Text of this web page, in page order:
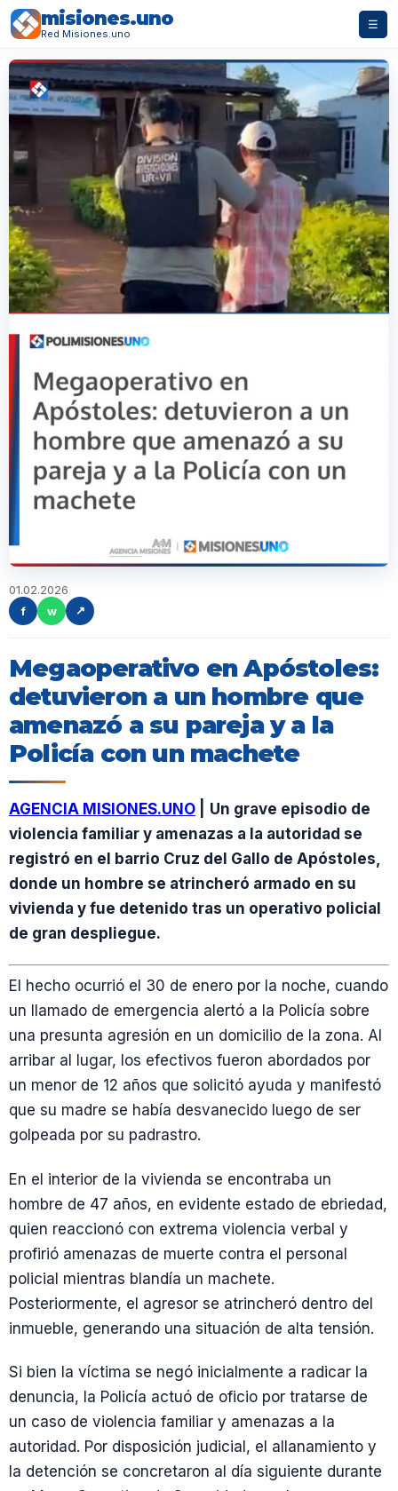
misiones.uno
Red Misiones.uno
☰
01.02.2026
f
w ↗
Megaoperativo en Apóstoles:
detuvieron a un hombre que
amenazó a su pareja y a la
Policía con un machete
AGENCIA MISIONES.UNO
Un grave episodio de
violencia familiar y amenazas a la autoridad se
registró en el barrio Cruz del Gallo de Apóstoles,
donde un hombre se atrincheró armado en su
vivienda y fue detenido tras un operativo policial
de gran despliegue.
El hecho ocurrió el 30 de enero por la noche, cuando
un llamado de emergencia alertó a la Policía sobre
una presunta agresión en un domicilio de la zona. Al
arribar al lugar, los efectivos fueron abordados por
un menor de 12 años que solicitó ayuda y manifestó
que su madre se había desvanecido luego de ser
golpeada por su padrastro.
En el interior de la vivienda se encontraba un
hombre de 47 años, en evidente estado de ebriedad,
quien reaccionó con extrema violencia verbal y
profirió amenazas de muerte contra el personal
policial mientras blandía un machete.
Posteriormente, el agresor se atrincheró dentro del
inmueble, generando una situación de alta tensión.
Si bien la víctima se negó inicialmente a radicar la
denuncia, la Policía actuó de oficio por tratarse de
un caso de violencia familiar y amenazas a la
autoridad. Por disposición judicial, el allanamiento y
la detención se concretaron al día siguiente durante